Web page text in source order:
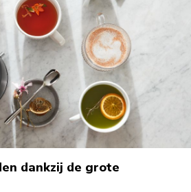
dankzij de grote